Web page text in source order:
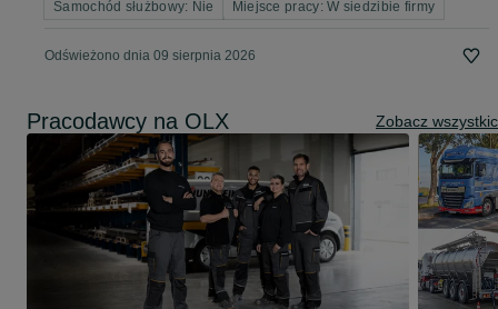
Samochód służbowy: Nie
Miejsce pracy: W siedzibie firmy
Odświeżono dnia 09 sierpnia 2026
Pracodawcy na OLX Zobacz